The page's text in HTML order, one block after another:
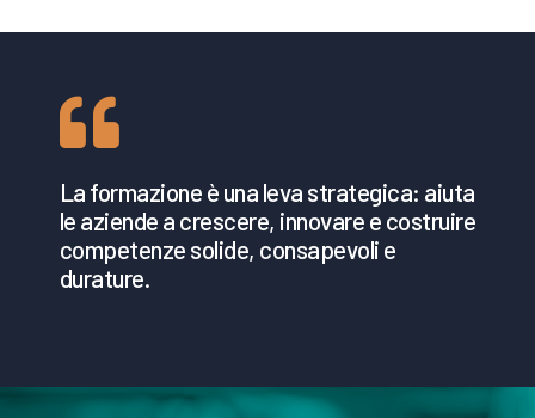
La formazione è una leva strategica: aiuta
le aziende a crescere, innovare e costruire
competenze solide, consapevoli e
durature.